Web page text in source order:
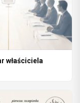
właściciela